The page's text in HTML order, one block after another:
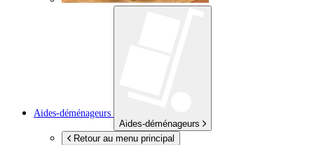
Aides-déménageurs
Aides-déménageurs
Retour au menu principal